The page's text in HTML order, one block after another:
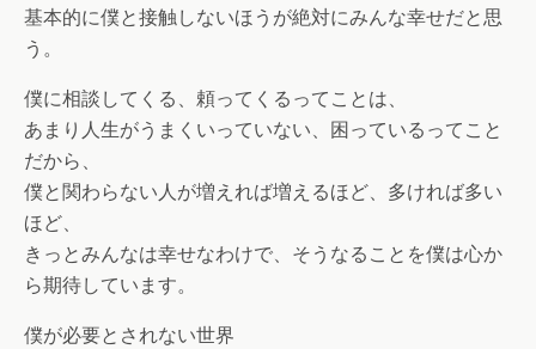
基本的に僕と接触しないほうが絶対にみんな幸せだと思
う。
僕に相談してくる、頼ってくるってことは、
あまり人生がうまくいっていない、困っているってこと
だから、
僕と関わらない人が増えれば増えるほど、多ければ多い
ほど、
きっとみんなは幸せなわけで、そうなることを僕は心か
ら期待しています。
僕が必要とされない世界